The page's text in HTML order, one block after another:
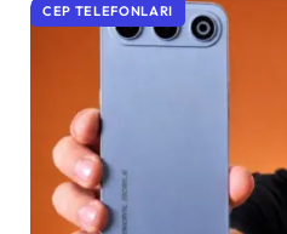
CEP TELEFONLARI